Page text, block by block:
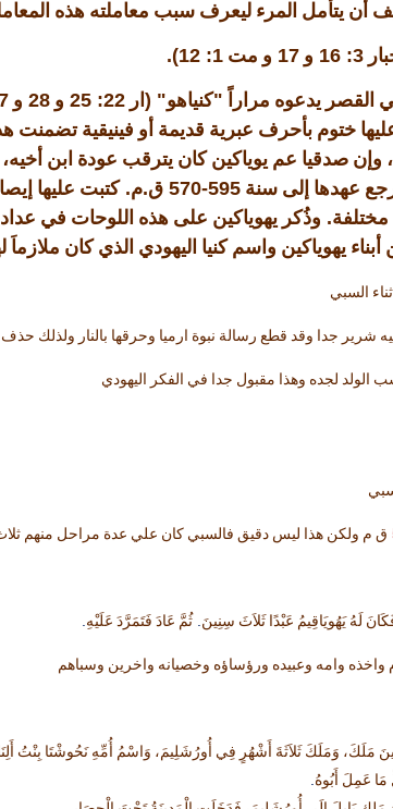
أن يتأمل المرء ليعرف سبب معاملته هذه
3: 16 و 17 و مت 1: 12).
القصر يدعوه مراراً "كنياهو" ( ار 22: 25 و 28 و
ختوم بأحرف عبرية قديمة أو فينيقية تضمنت
وإن صدقيا عم يوياكين كان يترقب عودة ابن
عهدها إلى سنة 595-570 ق.م.كتبت عليها
مختلفة. وذُكر يهوياكين على هذه اللوحات في
يهوياكين واسم كنيا اليهودي الذي كان ملازماَ
السبي
شرير جدا وقد قطع رسالة نبوة ارميا وحرقها بالنار
الولد لجده وهذا مقبول جدا في الفكر اليهودي
ق م ولكن هذا ليس دقيق فالسبي كان علي عدة مراحل منهم
لَهُ يَهُويَاقِيمُ عَبْدًا ثَلاَثَ سِنِينَ .ثُمَّ عَادَ فَتَمَرَّدَ عَلَيْهِ
واخذه وامه وعبيده ورؤساؤه وخصيانه واخرين وسباهم
مَلَكَ، وَمَلَكَ ثَلاَثَةَ أَشْهُرٍ فِي أُورُشَلِيمَ، وَاسْمُ أُمِّهِ نَحُوشْتَا بِنْتُ
عَمِلَ أَبُوهُ